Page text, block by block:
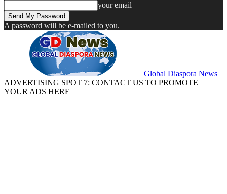
your email
A password will be e-mailed to you.
Global Diaspora News
ADVERTISING SPOT 7: CONTACT US TO PROMOTE
YOUR ADS HERE